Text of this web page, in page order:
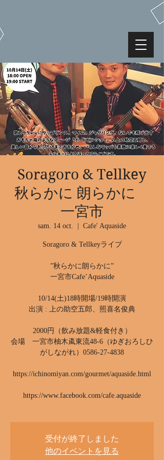
Soragoro & Tellkey
秋らかに 朗らかに
一宮市
sam. 14 oct. Cafe' Aquaside
Soragoro & Tellkeyライブ
”秋らかに朗らかに”
一宮市Cafe’Aquaside
10/14(土)18時開場/19時開演
出演 : 上の助空五郎、照喜名俊典
2000円（飲み放題&軽食付き）
会場 一宮市柚木颪東流48-6（ゆぎおろしひ
がしながれ）0586-27-4838
https://ichinomiyan.com/gourmet/aquaside.html
https://www.facebook.com/cafe.aquaside
受付が終了しました
他のイベントを見る